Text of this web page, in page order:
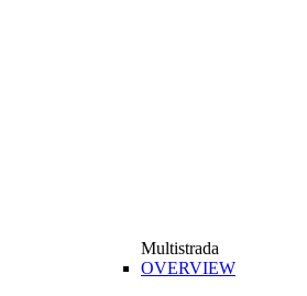
Multistrada
OVERVIEW